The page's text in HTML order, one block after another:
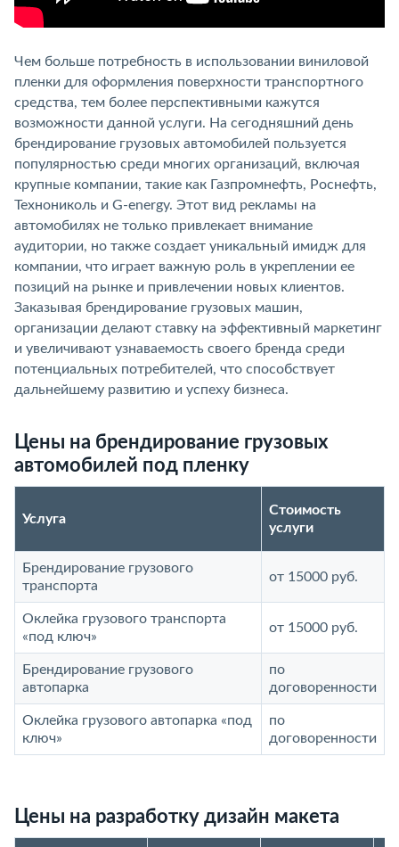
Чем больше потребность в использовании виниловой
пленки для оформления поверхности транспортного
средства, тем более перспективными кажутся
возможности данной услуги. На сегодняшний день
брендирование грузовых автомобилей пользуется
популярностью среди многих организаций, включая
крупные компании, такие как Газпромнефть, Роснефть,
Технониколь и G-energy. Этот вид рекламы на
автомобилях не только привлекает внимание
аудитории, но также создает уникальный имидж для
компании, что играет важную роль в укреплении ее
позиций на рынке и привлечении новых клиентов.
Заказывая брендирование грузовых машин,
организации делают ставку на эффективный маркетинг
и увеличивают узнаваемость своего бренда среди
потенциальных потребителей, что способствует
дальнейшему развитию и успеху бизнеса.
Цены на брендирование грузовых
автомобилей под пленку
Услуга
Стоимость
услуги
Брендирование грузового
транспорта
от 15000 руб.
Оклейка грузового транспорта
«под ключ»
от 15000 руб.
Брендирование грузового
автопарка
по
договоренности
Оклейка грузового автопарка «под
ключ»
по
договоренности
Цены на разработку дизайн макета